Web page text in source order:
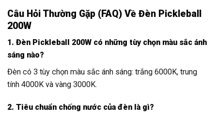
Câu Hỏi Thường Gặp (FAQ) Về Đèn Pickleball
200W
1. Đèn Pickleball 200W có những tùy chọn màu sắc ánh
sáng nào?
Đèn có 3 tùy chọn màu sắc ánh sáng: trắng 6000K, trung
tính 4000K và vàng 3000K.
2. Tiêu chuẩn chống nước của đèn là gì?